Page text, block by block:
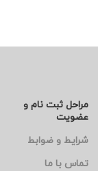
مراحل ثبت نام و
عضویت
شرایط و ضوابط
تماس با ما